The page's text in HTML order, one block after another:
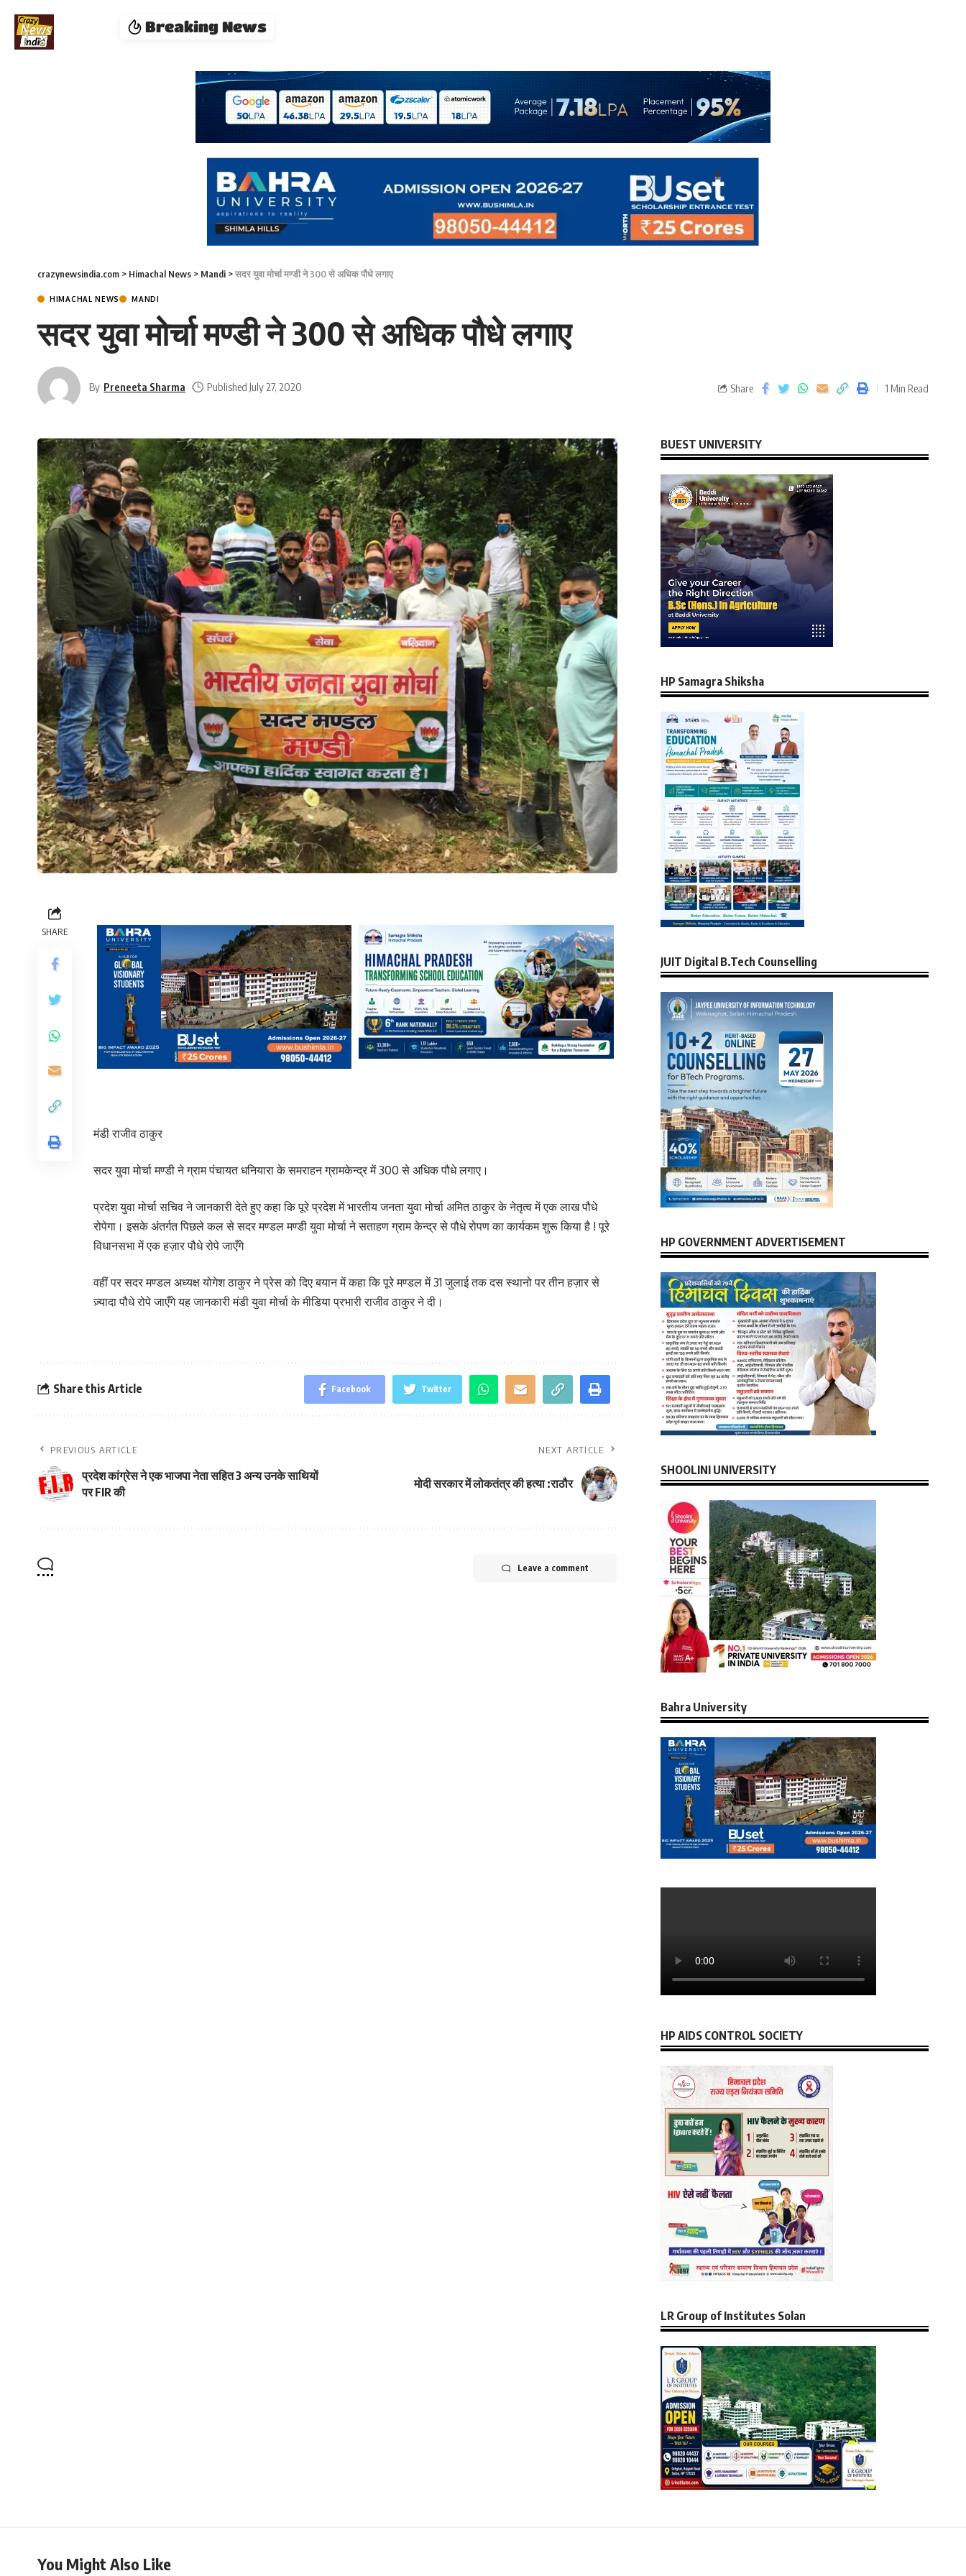
Breaking News
crazynewsindia.com > Himachal News > Mandi >सदर युवा मोर्चा मण्डी ने 300 से अधिक पौधे लगाए
HIMACHAL NEWS MANDI
सदर युवा मोर्चा मण्डी ने 300 से अधिक पौधे लगाए
By Preneeta Sharma Published July 27, 2020 Share 1 Min Read
SHARE
मंडी राजीव ठाकुर
सदर युवा मोर्चा मण्डी ने ग्राम पंचायत धनियारा के समराहन ग्रामकेन्द्र में 300 से अधिक पौधे लगाए।
प्रदेश युवा मोर्चा सचिव ने जानकारी देते हुए कहा कि पूरे प्रदेश में भारतीय जनता युवा मोर्चा अमित ठाकुर के नेतृत्व में एक लाख पौधे
रोपेगा। इसके अंतर्गत पिछले कल से सदर मण्डल मण्डी युवा मोर्चा ने सताहण ग्राम केन्द्र से पौधे रोपण का कार्यकम शुरू किया है ! पूरे
विधानसभा में एक हज़ार पौधे रोपे जाएँगे
वहीं पर सदर मण्डल अध्यक्ष योगेश ठाकुर ने प्रेस को दिए बयान में कहा कि पूरे मण्डल में 31 जुलाई तक दस स्थानो पर तीन हज़ार से
ज़्यादा पौधे रोपे जाएँगे यह जानकारी मंडी युवा मोर्चा के मीडिया प्रभारी राजीव ठाकुर ने दी।
Share this Article Facebook Twitter
PREVIOUS ARTICLE
प्रदेश कांग्रेस ने एक भाजपा नेता सहित 3 अन्य उनके साथियों
पर FIR की
NEXT ARTICLE
मोदी सरकार में लोकतंत्र की हत्या :राठौर
Leave a comment
BUEST UNIVERSITY
HP Samagra Shiksha
JUIT Digital B.Tech Counselling
HP GOVERNMENT ADVERTISEMENT
SHOOLINI UNIVERSITY
Bahra University
HP AIDS CONTROL SOCIETY
LR Group of Institutes Solan
You Might Also Like